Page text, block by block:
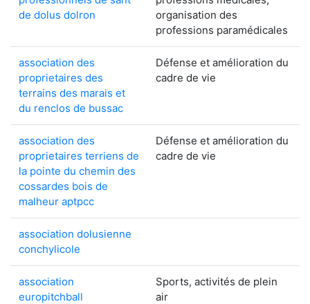
de dolus dolron
organisation des
professions paramédicales
association des
proprietaires des
terrains des marais et
du renclos de bussac
Défense et amélioration du
cadre de vie
association des
proprietaires terriens de
la pointe du chemin des
cossardes bois de
malheur aptpcc
Défense et amélioration du
cadre de vie
association dolusienne
conchylicole
association
europitchball
Sports, activités de plein
air